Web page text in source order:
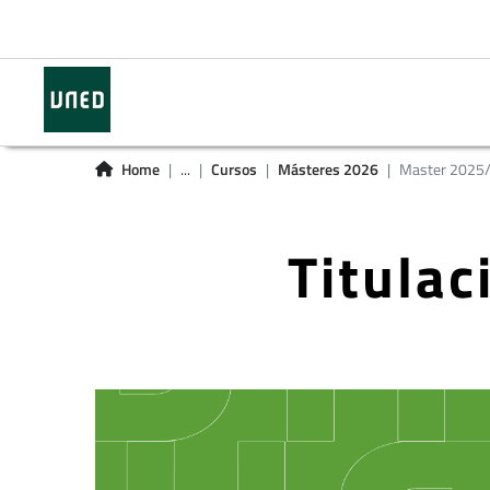
Home ... Cursos Másteres 2026 Master